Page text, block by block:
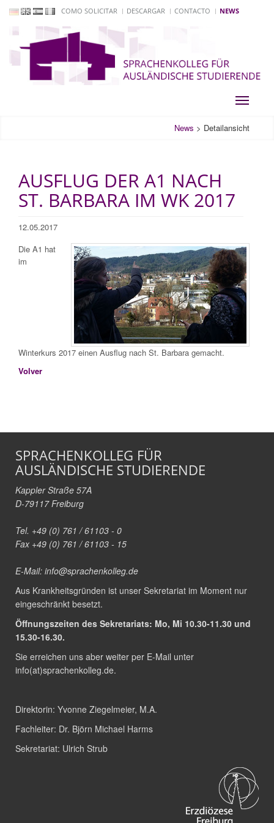
COMO SOLICITAR DESCARGAR CONTACTO NEWS
Toggle
News > Detailansicht
AUSFLUG DER A1 NACH
ST. BARBARA IM WK 2017
12.05.2017
Die A1 hat
im
Winterkurs 2017 einen Ausflug nach St. Barbara gemacht.
Volver
SPRACHENKOLLEG FÜR
AUSLÄNDISCHE STUDIERENDE
Kappler Straße 57A
D-79117 Freiburg
Tel. +49 (0) 761 / 61103 - 0
Fax +49 (0) 761 / 61103 - 15
E-Mail: info@sprachenkolleg.de
Aus Krankheitsgründen ist unser Sekretariat im Moment nur
eingeschränkt besetzt.
Öffnungszeiten des Sekretariats: Mo, Mi 10.30-11.30 und
15.30-16.30.
Sie erreichen uns aber weiter per E-Mail unter
info(at)sprachenkolleg.de.
Direktorin: Yvonne Ziegelmeier, M.A.
Fachleiter: Dr. Björn Michael Harms
Sekretariat: Ulrich Strub